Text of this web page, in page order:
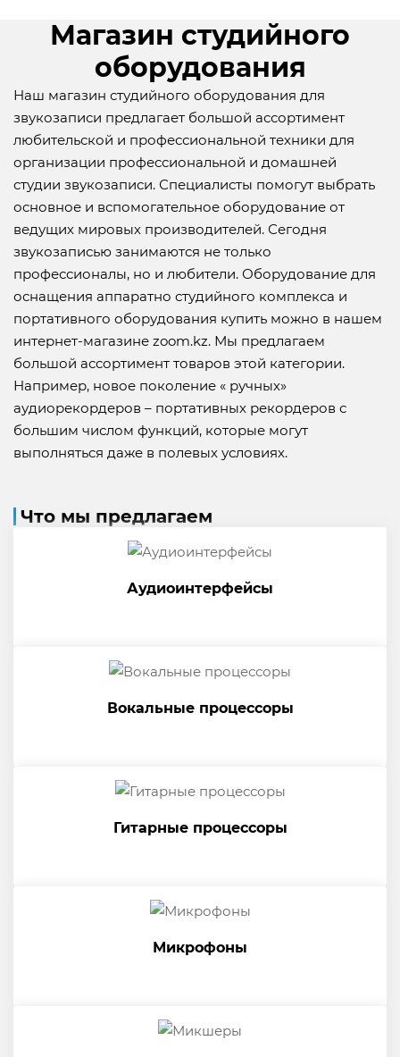
Магазин студийного
оборудования
Наш магазин студийного оборудования для
звукозаписи предлагает большой ассортимент
любительской и профессиональной техники для
организации профессиональной и домашней
студии звукозаписи. Специалисты помогут выбрать
основное и вспомогательное оборудование от
ведущих мировых производителей. Сегодня
звукозаписью занимаются не только
профессионалы, но и любители. Оборудование для
оснащения аппаратно студийного комплекса и
портативного оборудования купить можно в нашем
интернет-магазине zoom.kz. Мы предлагаем
большой ассортимент товаров этой категории.
Например, новое поколение « ручных»
аудиорекордеров – портативных рекордеров с
большим числом функций, которые могут
выполняться даже в полевых условиях.
Что мы предлагаем
Аудиоинтерфейсы
Вокальные процессоры
Гитарные процессоры
Микрофоны